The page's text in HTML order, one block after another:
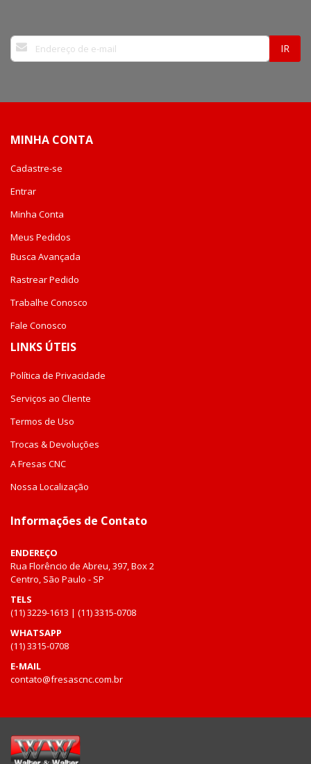
Inscreva-
se
na
IR
MINHA CONTA
Cadastre-se
Entrar
Minha Conta
Meus Pedidos
Busca Avançada
Rastrear Pedido
Trabalhe Conosco
Fale Conosco
LINKS ÚTEIS
Política de Privacidade
Serviços ao Cliente
Termos de Uso
Trocas & Devoluções
A Fresas CNC
Nossa Localização
Informações de Contato
ENDEREÇO
Rua Florêncio de Abreu, 397, Box 2
Centro, São Paulo - SP
TELS
(11) 3229-1613 | (11) 3315-0708
WHATSAPP
(11) 3315-0708
E-MAIL
contato@fresascnc.com.br